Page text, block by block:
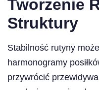
Tworzenie
Struktury
Stabilność rutyny
harmonogramy
przywrócić